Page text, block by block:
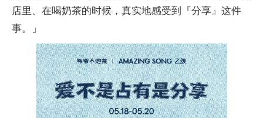
店里、在喝奶茶的时候，真实地感受到『分享』这件
事。」